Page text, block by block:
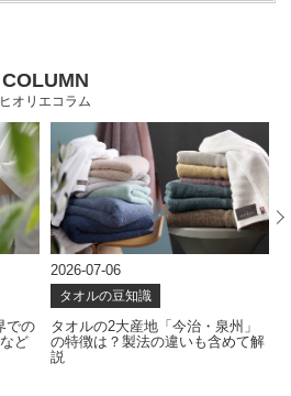
COLUMN
ヒオリエコラム
での
ど
2026-07-06
タオルの豆知識
タオルの2大産地「今治・泉州」
の特徴は？製法の違いも含めて解
説